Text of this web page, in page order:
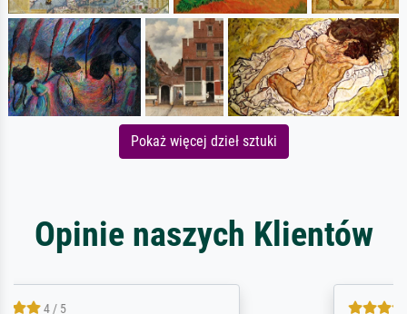
Pokaż więcej dzieł sztuki
Opinie naszych Klientów